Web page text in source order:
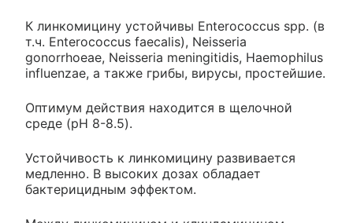
К линкомицину устойчивы Enterococcus spp. (в
т.ч. Enterococcus faecalis), Neisseria
gonorrhoeae, Neisseria meningitidis, Haemophilus
influenzae, а также грибы, вирусы, простейшие.
Оптимум действия находится в щелочной
среде (pH 8-8.5).
Устойчивость к линкомицину развивается
медленно. В высоких дозах обладает
бактерицидным эффектом.